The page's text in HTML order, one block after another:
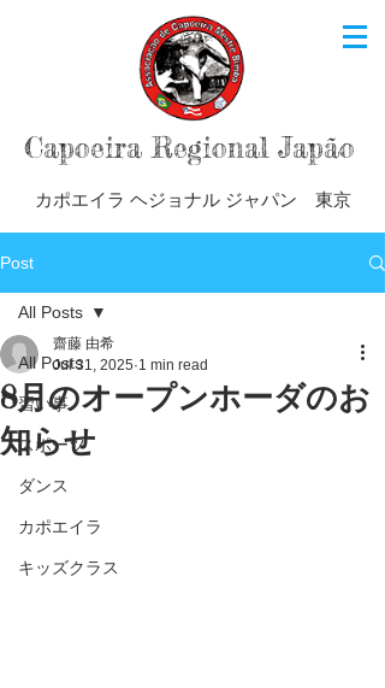
Capoeira Regional Japão
カポエイラ ヘジョナル ジャパン 東京
Post
All Posts
習い事
スポーツ
ダンス
カポエイラ
キッズクラス
All Posts
8月のオープンホーダのお
知らせ
齋藤 由希
Jul 31, 2025 1 min read